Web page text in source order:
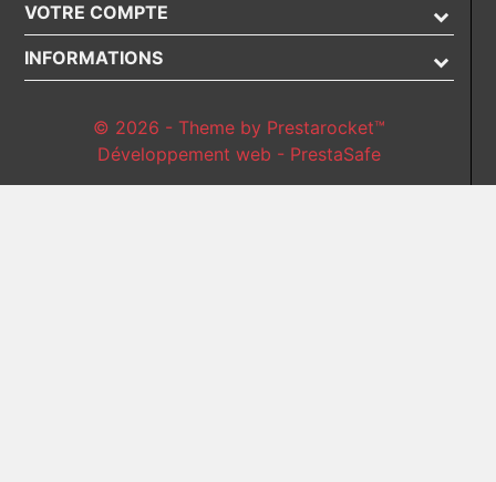
VOTRE COMPTE
INFORMATIONS
© 2026 - Theme by Prestarocket™
Développement web - PrestaSafe